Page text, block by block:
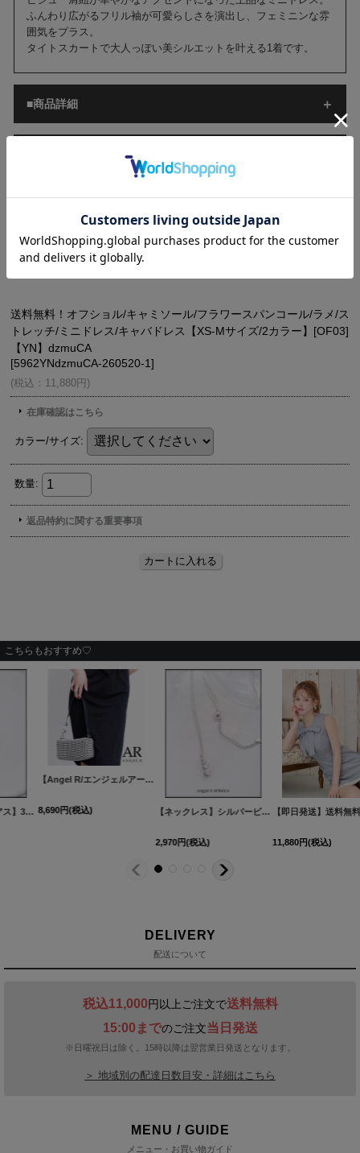
ふんわり広がるフリル袖が可愛らしさを演出し、フェミニンな雰
囲気をプラス。
タイトスカートで大人っぽい美シルエットを叶える1着です。
■商品詳細
■配送情報
こちらもおすすめ♡
[PI172-260515-1
(税込) 【ネックレス】シルバービジュースマートネックレス【1カラー】[OF02]
(税込)
DELIVERY
配送について
税込11,000円以上ご注文で送料無料
15:00までのご注文当日発送
※日曜祝日は除く。15時以降は翌営業日発送となります。
＞ 地域別の配達日数目安・詳細はこちら
MENU / GUIDE
メニュー・お買い物ガイド